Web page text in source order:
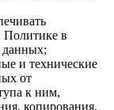
Политике в
данных;
и технические
от
к ним,
копирования,